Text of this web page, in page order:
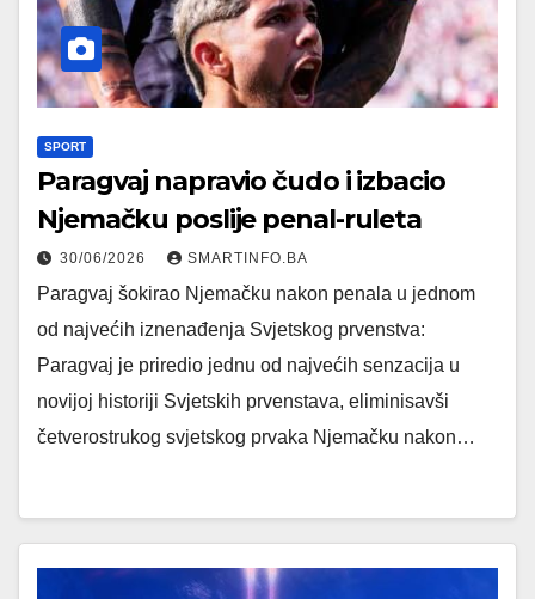
SPORT
Paragvaj napravio čudo i izbacio
Njemačku poslije penal-ruleta
30/06/2026 SMARTINFO.BA
Paragvaj šokirao Njemačku nakon penala u jednom
od najvećih iznenađenja Svjetskog prvenstva:
Paragvaj je priredio jednu od najvećih senzacija u
novijoj historiji Svjetskih prvenstava, eliminisavši
četverostrukog svjetskog prvaka Njemačku nakon…